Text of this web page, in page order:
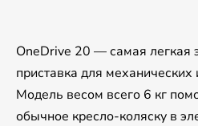
OneDrive 20 — самая легкая
приставка для
Модель весом всего 6 кг
обычное кресло-коляску в